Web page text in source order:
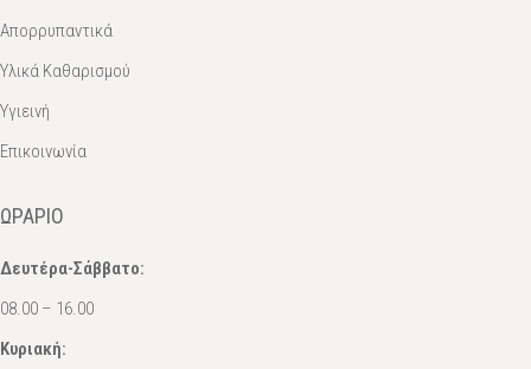
Απορρυπαντικά
Υλικά Καθαρισμού
Υγιεινή
Επικοινωνία
ΩΡΆΡΙΟ
Δευτέρα-Σάββατο:
08.00 – 16.00
Κυριακή: